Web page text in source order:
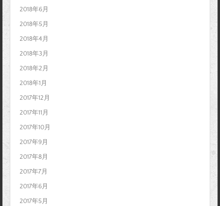
2018年6月
2018年5月
2018年4月
2018年3月
2018年2月
2018年1月
2017年12月
2017年11月
2017年10月
2017年9月
2017年8月
2017年7月
2017年6月
2017年5月